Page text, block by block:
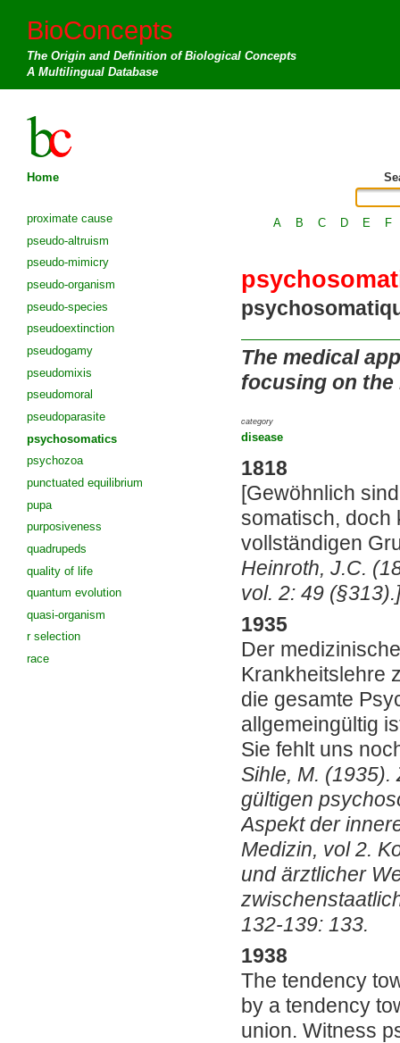
BioConcepts
The Origin and Definition of Biological Concepts
A Multilingual Database
Home
proximate cause
pseudo-altruism
pseudo-mimicry
pseudo-organism
pseudo-species
pseudoextinction
pseudogamy
pseudomixis
pseudomoral
pseudoparasite
psychosomatics
psychozoa
punctuated equilibrium
pupa
purposiveness
quadrupeds
quality of life
quantum evolution
quasi-organism
r selection
race
A B C D E F
The medical
focusing on the
category
disease
1818
[Gewöhnlich
somatisch, doch
vollständigen
Heinroth, J.C.
vol. 2: 49 (§313).]
1935
Der
Krankheitslehre
die gesamte
allgemeingültig
Sie fehlt uns
Sihle, M. (1935).
gültigen
Aspekt der
Medizin, vol 2.
und ärztlicher
132-139: 133.
1938
The tendency
by a tendency
union. Witness